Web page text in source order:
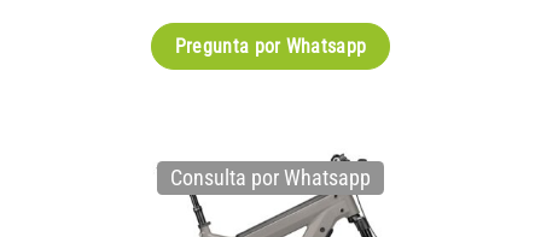
Pregunta por Whatsapp
Consulta por Whatsapp